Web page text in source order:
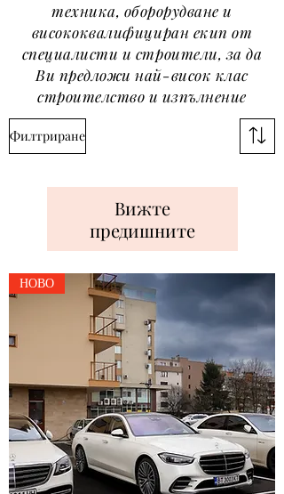
техника, оборорудване и
висококвалифициран екип от
специалисти и строители, за да
Ви предложи най-висок клас
строителство и изпълнение
Филтриране
Вижте
предишните
НОВО